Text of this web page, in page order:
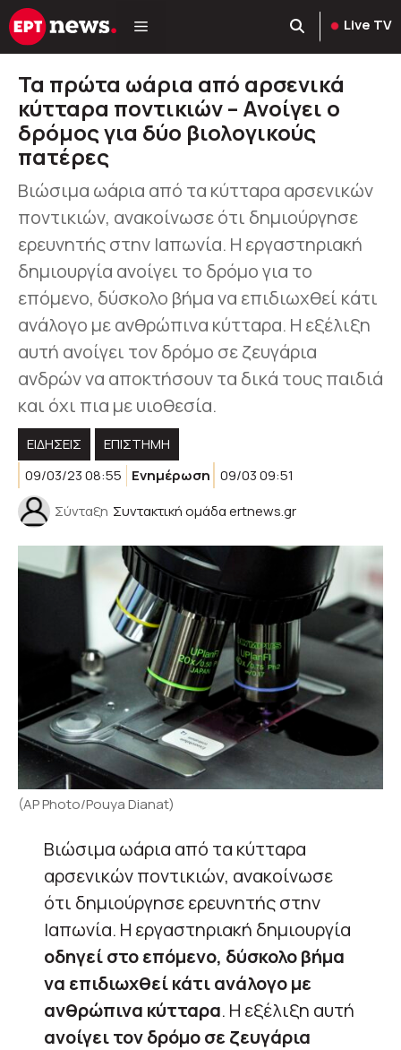
Μετάβαση
σε
Live TV
Τα πρώτα ωάρια από αρσενικά
κύτταρα ποντικιών – Ανοίγει ο
δρόμος για δύο βιολογικούς
πατέρες
Βιώσιμα ωάρια από τα κύτταρα αρσενικών
ποντικιών, ανακοίνωσε ότι δημιούργησε
ερευνητής στην Ιαπωνία. Η εργαστηριακή
δημιουργία ανοίγει το δρόμο για το
επόμενο, δύσκολο βήμα να επιδιωχθεί κάτι
ανάλογο με ανθρώπινα κύτταρα. Η εξέλιξη
αυτή ανοίγει τον δρόμο σε ζευγάρια
ανδρών να αποκτήσουν τα δικά τους παιδιά
και όχι πια με υιοθεσία.
ΕΙΔΗΣΕΙΣ
ΕΠΙΣΤΗΜΗ
09/03/23 08:55
Ενημέρωση 09/03 09:51
Σύνταξη Συντακτική ομάδα ertnews.gr
(AP Photo/Pouya Dianat)
Βιώσιμα ωάρια από τα κύτταρα
αρσενικών ποντικιών, ανακοίνωσε
ότι δημιούργησε ερευνητής στην
Ιαπωνία. Η εργαστηριακή δημιουργία
οδηγεί στο επόμενο, δύσκολο βήμα
να επιδιωχθεί κάτι ανάλογο με
ανθρώπινα κύτταρα. Η εξέλιξη αυτή
ανοίγει τον δρόμο σε ζευγάρια